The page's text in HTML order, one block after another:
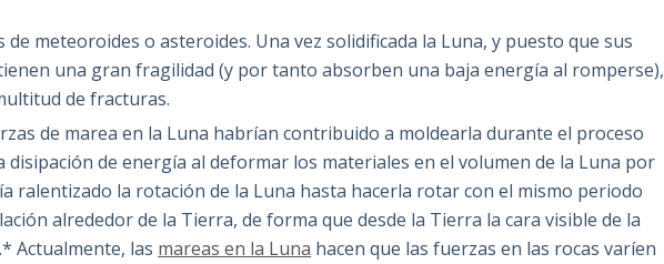
meteoroides o asteroides. Una vez solidificada la Luna, y puesto que sus
una gran fragilidad (y por tanto absorben una baja energía al romperse),
de fracturas.
de marea en la Luna habrían contribuido a moldearla durante el proceso
disipación de energía al deformar los materiales en el volumen de la Luna por
ralentizado la rotación de la Luna hasta hacerla rotar con el mismo periodo
alrededor de la Tierra, de forma que desde la Tierra la cara visible de la
Actualmente, las mareas en la Luna hacen que las fuerzas en las rocas varíen